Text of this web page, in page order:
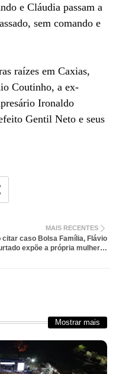
e Cláudia passam a
sem comando e
raízes em Caxias,
Coutinho, a ex-
Ironaldo
Gentil Neto e seus
MAIS RECENTES
citar caso Bolsa Família, Flávio
expõe a própria mulher…
Mostrar mais